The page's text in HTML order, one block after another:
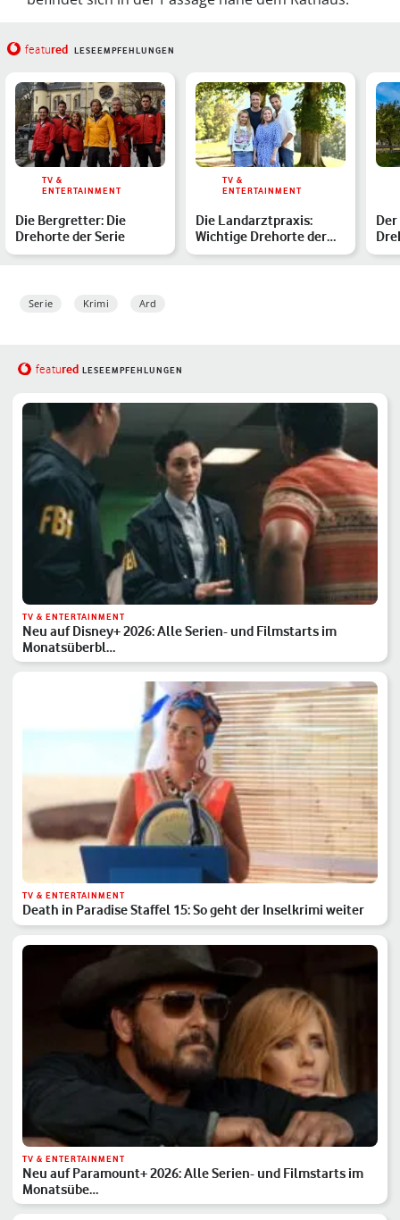
featured LESEEMPFEHLUNGEN
TV &
ENTERTAINMENT
Die Bergretter: Die
Drehorte der Serie
TV &
ENTERTAINMENT
Die Landarztpraxis:
Wichtige Drehorte der
Vorabendserie
Serie Krimi Ard
featured LESEEMPFEHLUNGEN
TV & ENTERTAINMENT
Neu auf Disney+ 2026: Alle Serien- und Filmstarts im
Monatsüberbl…
TV & ENTERTAINMENT
Death in Paradise Staffel 15: So geht der Inselkrimi weiter
TV & ENTERTAINMENT
Neu auf Paramount+ 2026: Alle Serien- und Filmstarts im
Monatsübe…